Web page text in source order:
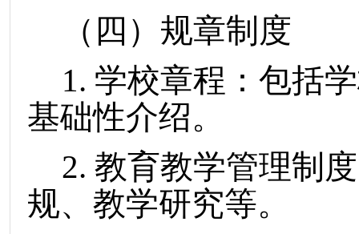
（四）规章制度
1. 学校章程：包括
基础性介绍。
2. 教育教学管理制
规、教学研究等。